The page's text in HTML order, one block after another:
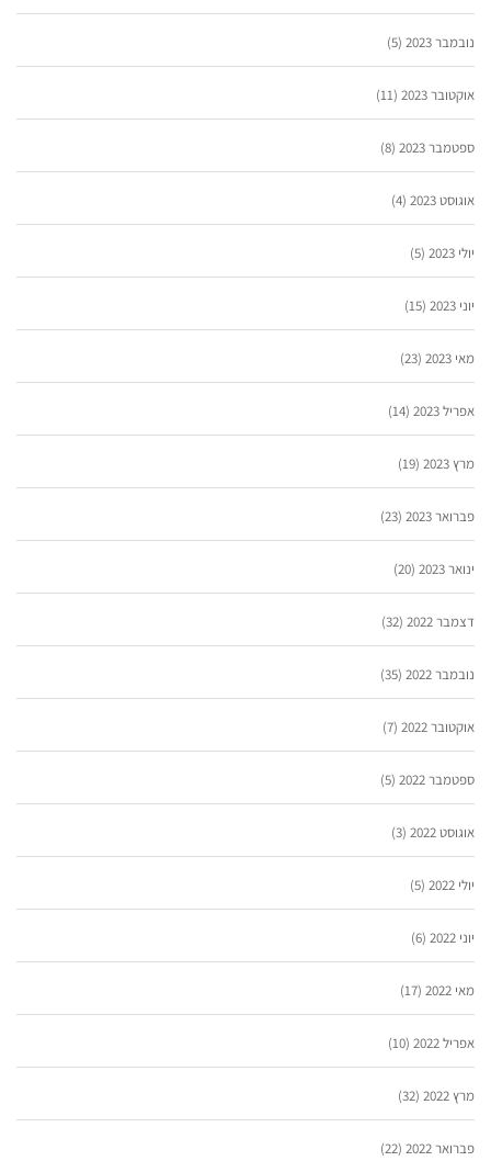
נובמבר 2023 (5)
אוקטובר 2023 (11)
ספטמבר 2023 (8)
אוגוסט 2023 (4)
יולי 2023 (5)
יוני 2023 (15)
מאי 2023 (23)
אפריל 2023 (14)
מרץ 2023 (19)
פברואר 2023 (23)
ינואר 2023 (20)
דצמבר 2022 (32)
נובמבר 2022 (35)
אוקטובר 2022 (7)
ספטמבר 2022 (5)
אוגוסט 2022 (3)
יולי 2022 (5)
יוני 2022 (6)
מאי 2022 (17)
אפריל 2022 (10)
מרץ 2022 (32)
פברואר 2022 (22)